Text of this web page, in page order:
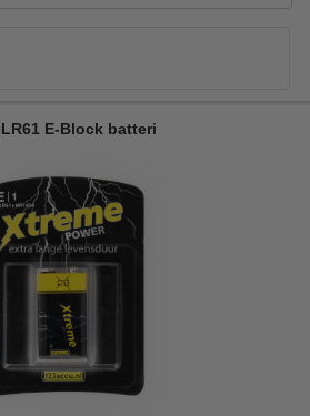
E-Block batteri